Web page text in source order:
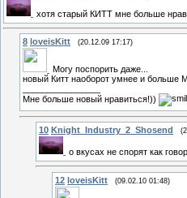
хотя старый КИТТ мне больше
8 loveisKitt (20.12.09 17:17)
Могу поспорить даже...
новый Китт наоборот умнее и больше
Мне больше новый нравиться!))
10 Knight_Industry_2_Shosend
о вкусах не спорят как
12 loveisKitt (09.02.10 01:48)